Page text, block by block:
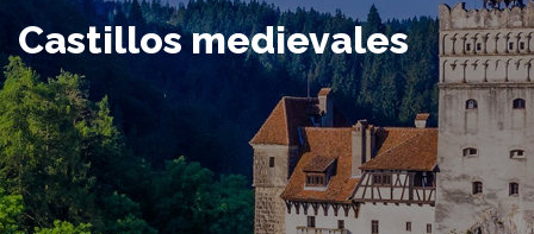
Castillos medievales